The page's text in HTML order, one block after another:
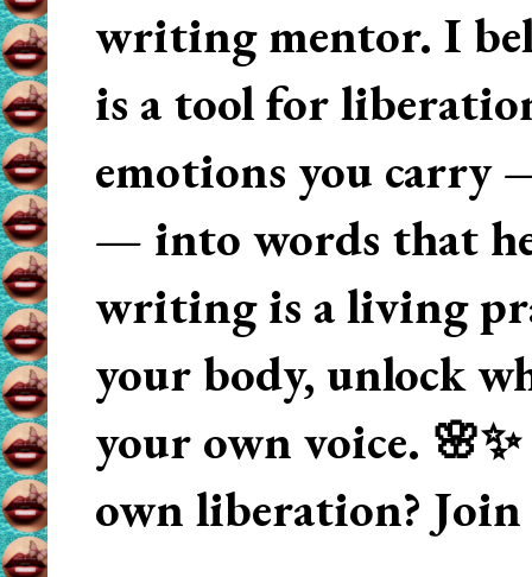
writing mentor. I
is a tool for
emotions you carry
— into words that
writing is a living
your body, unlock
your own voice.
own liberation? Join